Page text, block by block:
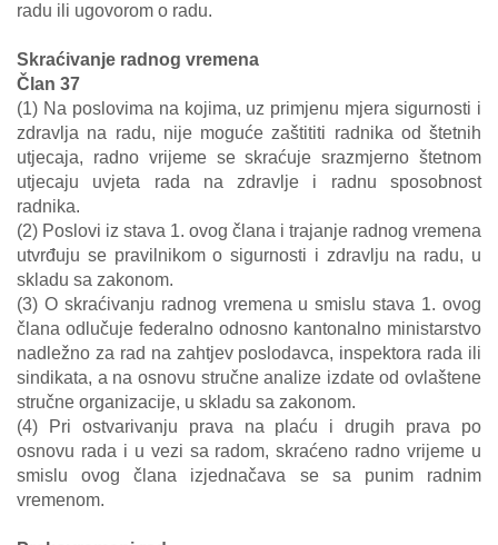
radu ili ugovorom o radu.
Skraćivanje radnog vremena
Član 37
(1) Na poslovima na kojima, uz primjenu mjera sigurnosti i
zdravlja na radu, nije moguće zaštititi radnika od štetnih
utjecaja, radno vrijeme se skraćuje srazmjerno štetnom
utjecaju uvjeta rada na zdravlje i radnu sposobnost
radnika.
(2) Poslovi iz stava 1. ovog člana i trajanje radnog vremena
utvrđuju se pravilnikom o sigurnosti i zdravlju na radu, u
skladu sa zakonom.
(3) O skraćivanju radnog vremena u smislu stava 1. ovog
člana odlučuje federalno odnosno kantonalno ministarstvo
nadležno za rad na zahtjev poslodavca, inspektora rada ili
sindikata, a na osnovu stručne analize izdate od ovlaštene
stručne organizacije, u skladu sa zakonom.
(4) Pri ostvarivanju prava na plaću i drugih prava po
osnovu rada i u vezi sa radom, skraćeno radno vrijeme u
smislu ovog člana izjednačava se sa punim radnim
vremenom.